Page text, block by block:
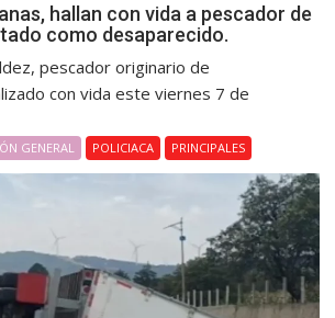
hallan con vida a pescador de
como desaparecido.
pescador originario de
con vida este viernes 7 de
GENERAL POLICIACA PRINCIPALES